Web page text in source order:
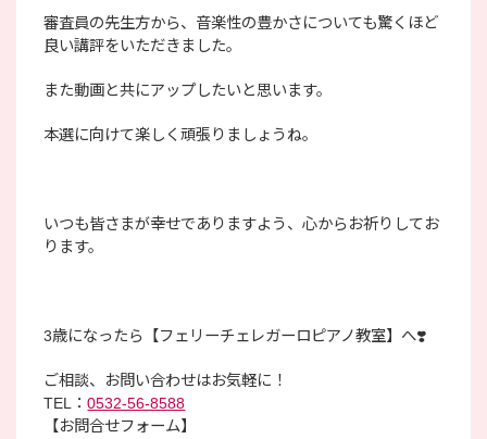
審査員の先生方から、音楽性の豊かさについても驚くほど
良い講評をいただきました。
また動画と共にアップしたいと思います。
本選に向けて楽しく頑張りましょうね。
いつも皆さまが幸せでありますよう、心からお祈りしてお
ります。
3歳になったら【フェリーチェレガーロピアノ教室】へ❣️
ご相談、お問い合わせはお気軽に！
TEL：0532-56-8588
【お問合せフォーム】